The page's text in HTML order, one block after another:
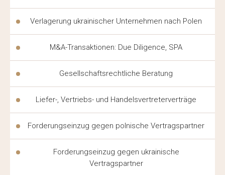
Die rechtliche Begleitung in Polen für Ukrainer beginnt
mit einer ersten Beratung: Der Anwalt analysiert die
Die weitere Begleitung umfasst die Vorbereitung von
Dokumenten, Verhandlungen mit Behörden und die
der Arbeit. Der Mandant erhält regelmäßige Berichte
über den Stand des Verfahrens, und die rechtliche
Begleitung wird durch ständige Kommunikation über
bequeme Kommunikationskanäle unterstützt. Solche
Verlagerung ukrainischer Unternehmen nach Polen
M&A-Transaktionen: Due Diligence, SPA
Gesellschaftsrechtliche Beratung
Liefer-, Vertriebs- und Handelsvertreterverträge
Forderungseinzug gegen polnische Vertragspartner
Forderungseinzug gegen ukrainische
Vertragspartner